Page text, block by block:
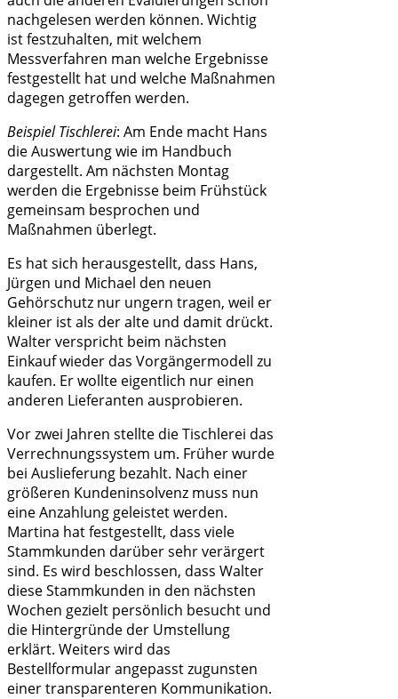
nachgelesen werden können. Wichtig
ist festzuhalten, mit welchem
Messverfahren man welche Ergebnisse
festgestellt hat und welche Maßnahmen
dagegen getroffen werden.
Beispiel Tischlerei: Am Ende macht Hans
die Auswertung wie im Handbuch
dargestellt. Am nächsten Montag
werden die Ergebnisse beim Frühstück
gemeinsam besprochen und
Maßnahmen überlegt.
Es hat sich herausgestellt, dass Hans,
Jürgen und Michael den neuen
Gehörschutz nur ungern tragen, weil er
kleiner ist als der alte und damit drückt.
Walter verspricht beim nächsten
Einkauf wieder das Vorgängermodell zu
kaufen. Er wollte eigentlich nur einen
anderen Lieferanten ausprobieren.
Vor zwei Jahren stellte die Tischlerei das
Verrechnungssystem um. Früher wurde
bei Auslieferung bezahlt. Nach einer
größeren Kundeninsolvenz muss nun
eine Anzahlung geleistet werden.
Martina hat festgestellt, dass viele
Stammkunden darüber sehr verärgert
sind. Es wird beschlossen, dass Walter
diese Stammkunden in den nächsten
Wochen gezielt persönlich besucht und
die Hintergründe der Umstellung
erklärt. Weiters wird das
Bestellformular angepasst zugunsten
einer transparenteren Kommunikation.